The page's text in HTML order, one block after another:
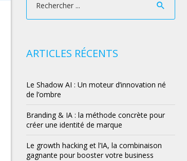
ARTICLES RÉCENTS
Le Shadow AI : Un moteur d’innovation né
de l’ombre
Branding & IA : la méthode concrète pour
créer une identité de marque
Le growth hacking et l’IA, la combinaison
gagnante pour booster votre business